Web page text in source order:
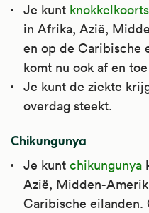
Je kunt knokkelkoorts
in Afrika, Azië,
en op de Caribische
komt nu ook af en
Je kunt de ziekte
overdag steekt.
Chikungunya
Je kunt chikungunya
Azië, Midden-
Caribische eilanden.